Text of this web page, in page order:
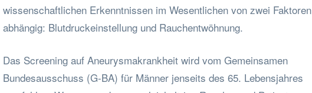
wissenschaftlichen Erkenntnissen im Wesentlichen von zwei Faktoren
abhängig: Blutdruckeinstellung und Rauchentwöhnung.
Das Screening auf Aneurysmakrankheit wird vom Gemeinsamen
Bundesausschuss (G-BA) für Männer jenseits des 65. Lebensjahres